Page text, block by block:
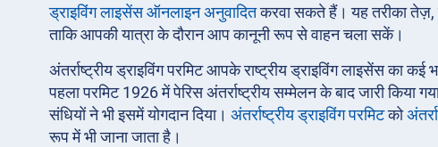
ड्राइविंग लाइसेंस ऑनलाइन अनुवादितकरवा सकते हैं। यह तरीका तेज़,
ताकि आपकी यात्रा के दौरान आप कानूनी रूप से वाहन चला सकें।
अंतर्राष्ट्रीय ड्राइविंग परमिट आपके राष्ट्रीय ड्राइविंग लाइसेंस का कई
पहला परमिट 1926 में पेरिस अंतर्राष्ट्रीय सम्मेलन के बाद जारी किया
संधियों ने भी इसमें योगदान दिया। अंतर्राष्ट्रीय ड्राइविंग परमिटको
रूप में भी जाना जाता है।